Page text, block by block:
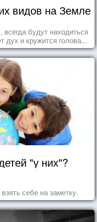
видов на Земле
будут находиться
дух и кружится голова...
"у них"?
себе на заметку.